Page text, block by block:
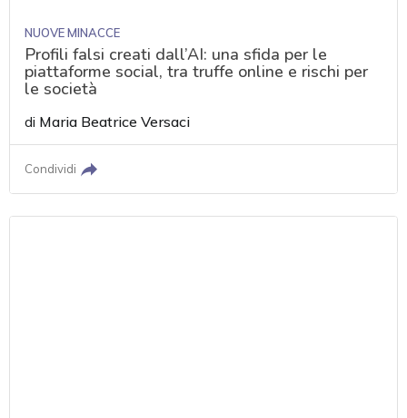
NUOVE MINACCE
Profili falsi creati dall’AI: una sfida per le
piattaforme social, tra truffe online e rischi per
le società
di Maria Beatrice Versaci
Condividi